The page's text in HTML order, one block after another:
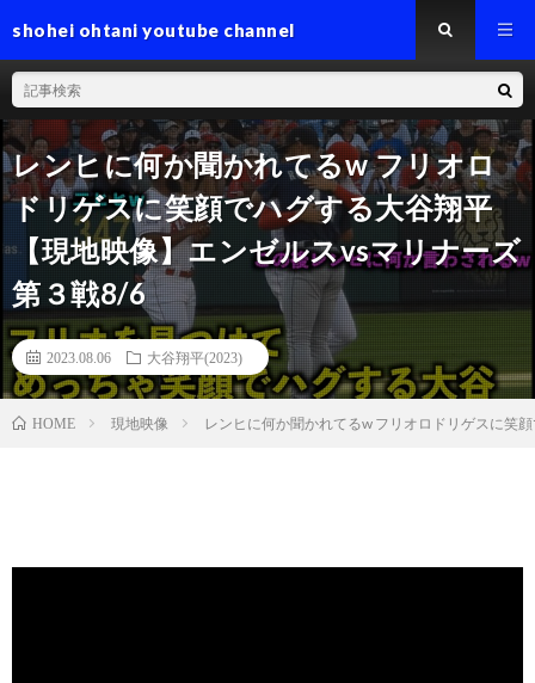
shohei ohtani youtube channel
レンヒに何か聞かれてるw フリオロ
ドリゲスに笑顔でハグする大谷翔平
【現地映像】エンゼルスvsマリナーズ
第３戦8/6
2023.08.06 大谷翔平(2023)
HOME 現地映像 レンヒに何か聞かれてるw フリオロドリゲスに笑